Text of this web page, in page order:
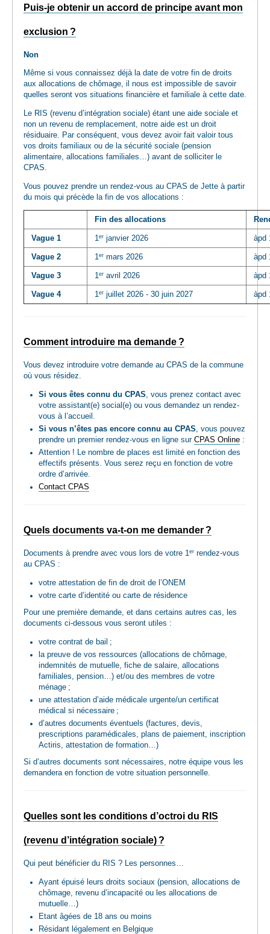
Puis-je obtenir un accord de principe avant mon
exclusion ?
Non
Même si vous connaissez déjà la date de votre fin de droits
aux allocations de chômage, il nous est impossible de savoir
quelles seront vos situations financière et familiale à cette date.
Le RIS (revenu d’intégration sociale) étant une aide sociale et
non un revenu de remplacement, notre aide est un droit
résiduaire. Par conséquent, vous devez avoir fait valoir tous
vos droits familiaux ou de la sécurité sociale (pension
alimentaire, allocations familiales…) avant de solliciter le
CPAS.
Vous pouvez prendre un rendez-vous au CPAS de Jette à partir
du mois qui précède la fin de vos allocations :
Fin des allocations
Vague 1 1er janvier 2026 àpd
Vague 2 1er mars 2026 àpd
Vague 3 1er avril 2026 àpd
Vague 4 1er juillet 2026 - 30 juin 2027 àpd
Comment introduire ma demande ?
Vous devez introduire votre demande au CPAS de la commune
où vous résidez.
Si vous êtes connu du CPAS, vous prenez contact avec
votre assistant(e) social(e) ou vous demandez un rendez-
vous à l’accueil.
Si vous n’êtes pas encore connu au CPAS, vous pouvez
prendre un premier rendez-vous en ligne sur CPAS Online:
Attention ! Le nombre de places est limité en fonction des
effectifs présents. Vous serez reçu en fonction de votre
ordre d’arrivée.
Contact CPAS
Quels documents va-t-on me demander ?
Documents à prendre avec vous lors de votre 1errendez-vous
au CPAS :
votre attestation de fin de droit de l’ONEM
votre carte d’identité ou carte de résidence
Pour une première demande, et dans certains autres cas, les
documents ci-dessous vous seront utiles :
votre contrat de bail ;
la preuve de vos ressources (allocations de chômage,
indemnités de mutuelle, fiche de salaire, allocations
familiales, pension…) et/ou des membres de votre
ménage ;
une attestation d’aide médicale urgente/un certificat
médical si nécessaire ;
d’autres documents éventuels (factures, devis,
prescriptions paramédicales, plans de paiement, inscription
Actiris, attestation de formation…)
Si d’autres documents sont nécessaires, notre équipe vous les
demandera en fonction de votre situation personnelle.
Quelles sont les conditions d’octroi du RIS
(revenu d’intégration sociale) ?
Qui peut bénéficier du RIS ? Les personnes…
Ayant épuisé leurs droits sociaux (pension, allocations de
chômage, revenu d’incapacité ou les allocations de
mutuelle…)
Etant âgées de 18 ans ou moins
Résidant légalement en Belgique